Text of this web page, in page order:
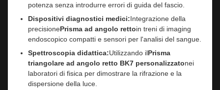
potenza senza introdurre errori di guida del fascio.
Dispositivi diagnostici medici:Integrazione della
precisionePrisma ad angolo rettoin treni di imaging
endoscopico compatti e sensori per l'analisi del sangue.
Spettroscopia didattica:Utilizzando ilPrisma
triangolare ad angolo retto BK7 personalizzatonei
laboratori di fisica per dimostrare la rifrazione e la
dispersione della luce.